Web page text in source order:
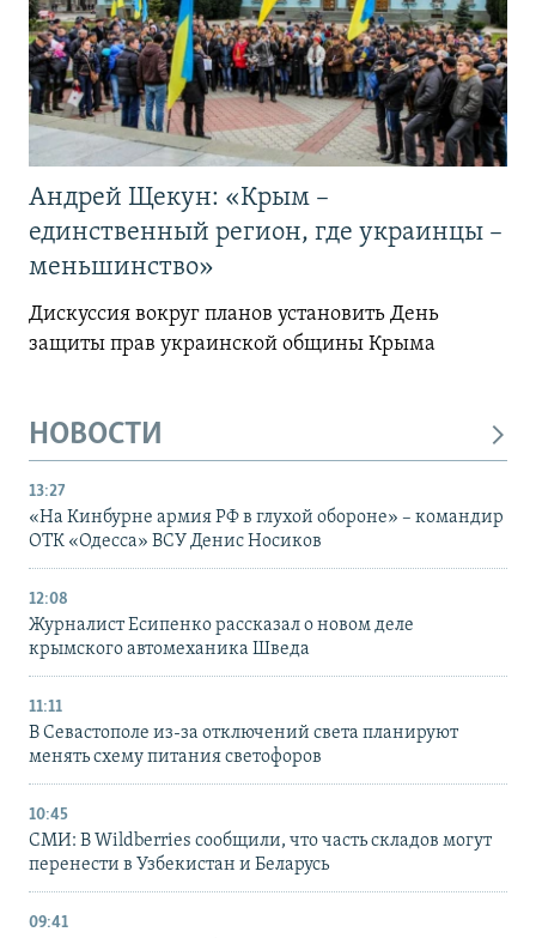
Андрей Щекун: «Крым –
единственный регион, где украинцы –
меньшинство»
Дискуссия вокруг планов установить День
защиты прав украинской общины Крыма
НОВОСТИ
13:27
«На Кинбурне армия РФ в глухой обороне» – командир
ОТК «Одесса» ВСУ Денис Носиков
12:08
Журналист Есипенко рассказал о новом деле
крымского автомеханика Шведа
11:11
В Севастополе из-за отключений света планируют
менять схему питания светофоров
10:45
СМИ: В Wildberries сообщили, что часть складов могут
перенести в Узбекистан и Беларусь
09:41